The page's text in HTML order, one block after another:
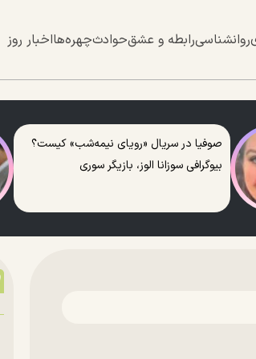
روانشناسیرابطه و عشقحوادثچهره‌هااخبار روز
صوفیا در سریال «رویای نیمه‌شب» کیست؟
بیوگرافی سوزانا الوز، بازیگر سوری